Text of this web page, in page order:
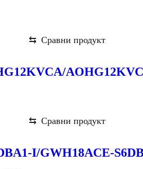
⇆ Сравни продукт
⇆ Сравни продукт
I/GWH18ACE-